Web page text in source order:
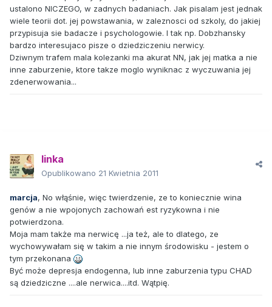
ustalono NICZEGO, w zadnych badaniach. Jak pisalam jest jednak
wiele teorii dot. jej powstawania, w zaleznosci od szkoly, do jakiej
przypisuja sie badacze i psychologowie. I tak np. Dobzhansky
bardzo interesujaco pisze o dziedziczeniu nerwicy.
Dziwnym trafem mala kolezanki ma akurat NN, jak jej matka a nie
inne zaburzenie, ktore takze moglo wyniknac z wyczuwania jej
zdenerwowania...
linka
Opublikowano 21 Kwietnia 2011
marcja, No włąśnie, więc twierdzenie, ze to koniecznie wina
genów a nie wpojonych zachowań est ryzykowna i nie
potwierdzona.
Moja mam także ma nerwicę ...ja też, ale to dlatego, ze
wychowywałam się w takim a nie innym środowisku - jestem o
tym przekonana
Być może depresja endogenna, lub inne zaburzenia typu CHAD
są dziedziczne ....ale nerwica....itd. Wątpię.